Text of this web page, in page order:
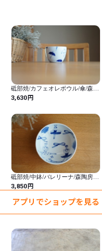
砥部焼/カフェオレボウル/傘/森陶
房kaori
3,630円
砥部焼/中鉢/バレリーナ/森陶房
kaori
3,850円
アプリでショップを見る